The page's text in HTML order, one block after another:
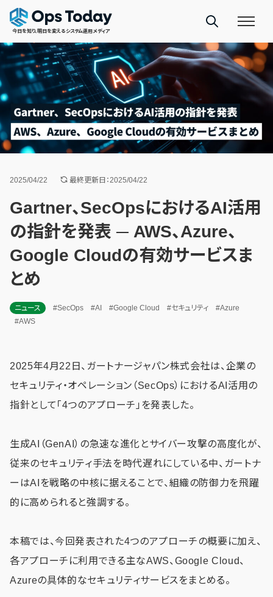
今日を知り、明日を変えるシステム運用メディア
2025/04/22 最終更新日：2025/04/22
Gartner、SecOpsにおけるAI活用
の指針を発表 ─ AWS、Azure、
Google Cloudの有効サービスま
とめ
ニュース #SecOps #AI #Google Cloud #セキュリティ
#Azure
#AWS
2025年4月22日、ガートナージャパン株式会社は、企業の
セキュリティ・オペレーション（SecOps）におけるAI活用の
指針として「4つのアプローチ」を発表した。
生成AI（GenAI）の急速な進化とサイバー攻撃の高度化が、
従来のセキュリティ手法を時代遅れにしている中、ガートナ
ーはAIを戦略の中核に据えることで、組織の防御力を飛躍
的に高められると強調する。
本稿では、今回発表された4つのアプローチの概要に加え、
各アプローチに利用できる主なAWS、Google Cloud、
Azureの具体的なセキュリティサービスをまとめる。